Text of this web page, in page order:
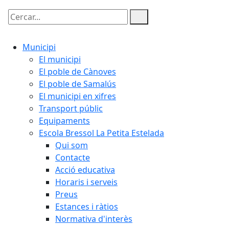
Cercar:
Municipi
El municipi
El poble de Cànoves
El poble de Samalús
El municipi en xifres
Transport públic
Equipaments
Escola Bressol La Petita Estelada
Qui som
Contacte
Acció educativa
Horaris i serveis
Preus
Estances i ràtios
Normativa d'interès